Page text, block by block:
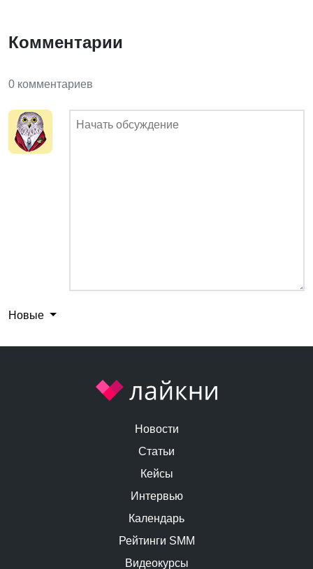
Комментарии
0 комментариев
Новые
Новости
Статьи
Кейсы
Интервью
Календарь
Рейтинги SMM
Видеокурсы